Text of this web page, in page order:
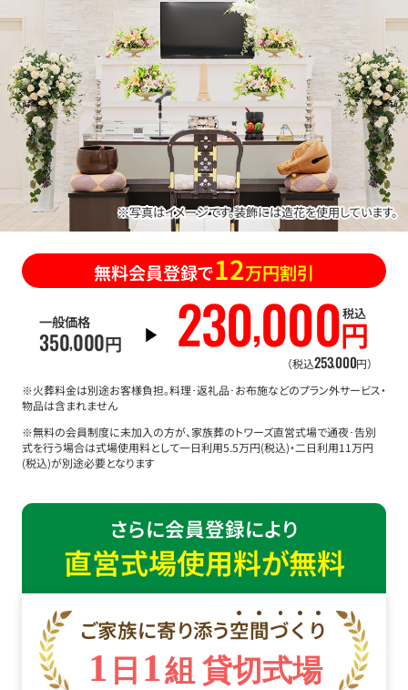
※写真はイメージです。装飾には造花を使用しています。
無料会員登録で12万円割引
一般価格
350,000円 230,000円
税込
（税込253,000円）
※火葬料金は別途お客様負担。料理･返礼品･お布施などのプラン外サービス・
物品は含まれません
※無料の会員制度に未加入の方が、家族葬のトワーズ直営式場で通夜･告別
式を行う場合は式場使用料として一日利用5.5万円(税込)・二日利用11万円
(税込)が別途必要となります
さらに会員登録により
直営式場使用料が無料
ご家族に寄り添う空間づく り
1 日 1組 貸切式場